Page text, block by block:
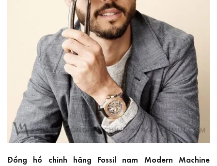
Đồng hồ chính hãng Fossil nam Modern Machine